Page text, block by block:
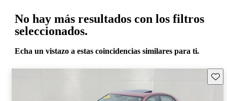
No hay más resultados con los filtros
seleccionados.
Echa un vistazo a estas coincidencias similares para ti.